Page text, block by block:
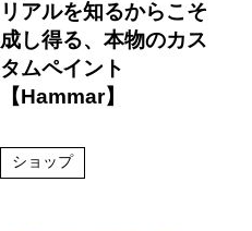
リアルを知るからこそ
成し得る、本物のカス
タムペイント
【Hammar】
ショップ